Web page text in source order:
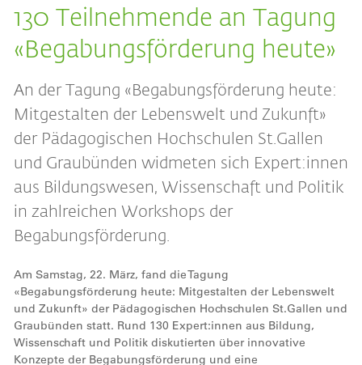
130 Teilnehmende an Tagung
«Begabungsförderung heute»
An der Tagung «Begabungsförderung heute:
Mitgestalten der Lebenswelt und Zukunft»
der Pädagogischen Hochschulen St.Gallen
und Graubünden widmeten sich Expert:innen
aus Bildungswesen, Wissenschaft und Politik
in zahlreichen Workshops der
Begabungsförderung.
Am Samstag, 22. März, fand die Tagung
«Begabungsförderung heute: Mitgestalten der Lebenswelt
und Zukunft» der Pädagogischen Hochschulen St.Gallen und
Graubünden statt. Rund 130 Expert:innen aus Bildung,
Wissenschaft und Politik diskutierten über innovative
Konzepte der Begabungsförderung und eine